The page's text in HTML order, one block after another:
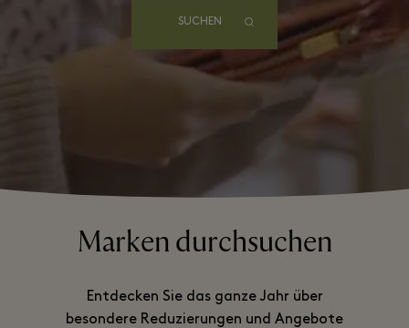
SUCHEN
Marken durchsuchen
Entdecken Sie das ganze Jahr über
besondere Reduzierungen und Angebote